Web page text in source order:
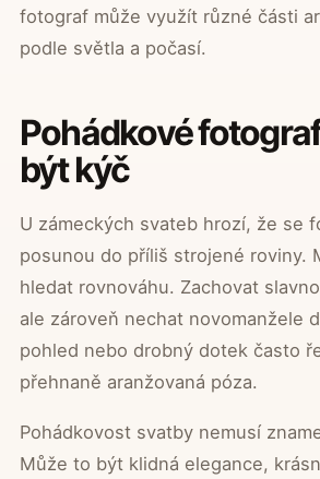
fotograf může využít různé části
podle světla a počasí.
Pohádkové
být kýč
U zámeckých svateb hrozí, že se
posunou do příliš strojené roviny.
hledat rovnováhu. Zachovat
ale zároveň nechat novomanžele
pohled nebo drobný dotek často
přehnaně aranžovaná póza.
Pohádkovost svatby nemusí
Může to být klidná elegance,